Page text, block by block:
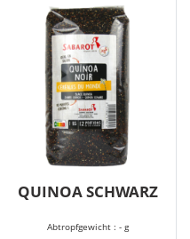
QUINOA SCHWARZ
Abtropfgewicht : - g